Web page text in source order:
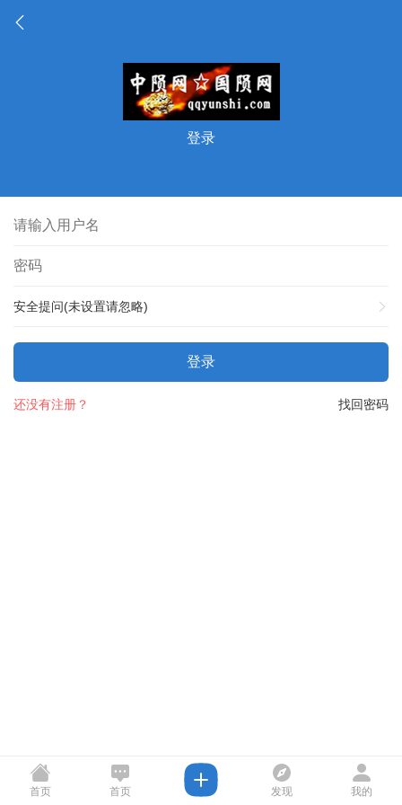
登录
安全提问(未设置请忽略)
登录
找回密码
还没有注册？
首页 首页 发现 我的